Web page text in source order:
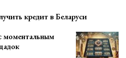
кредит в Беларуси
моментальным